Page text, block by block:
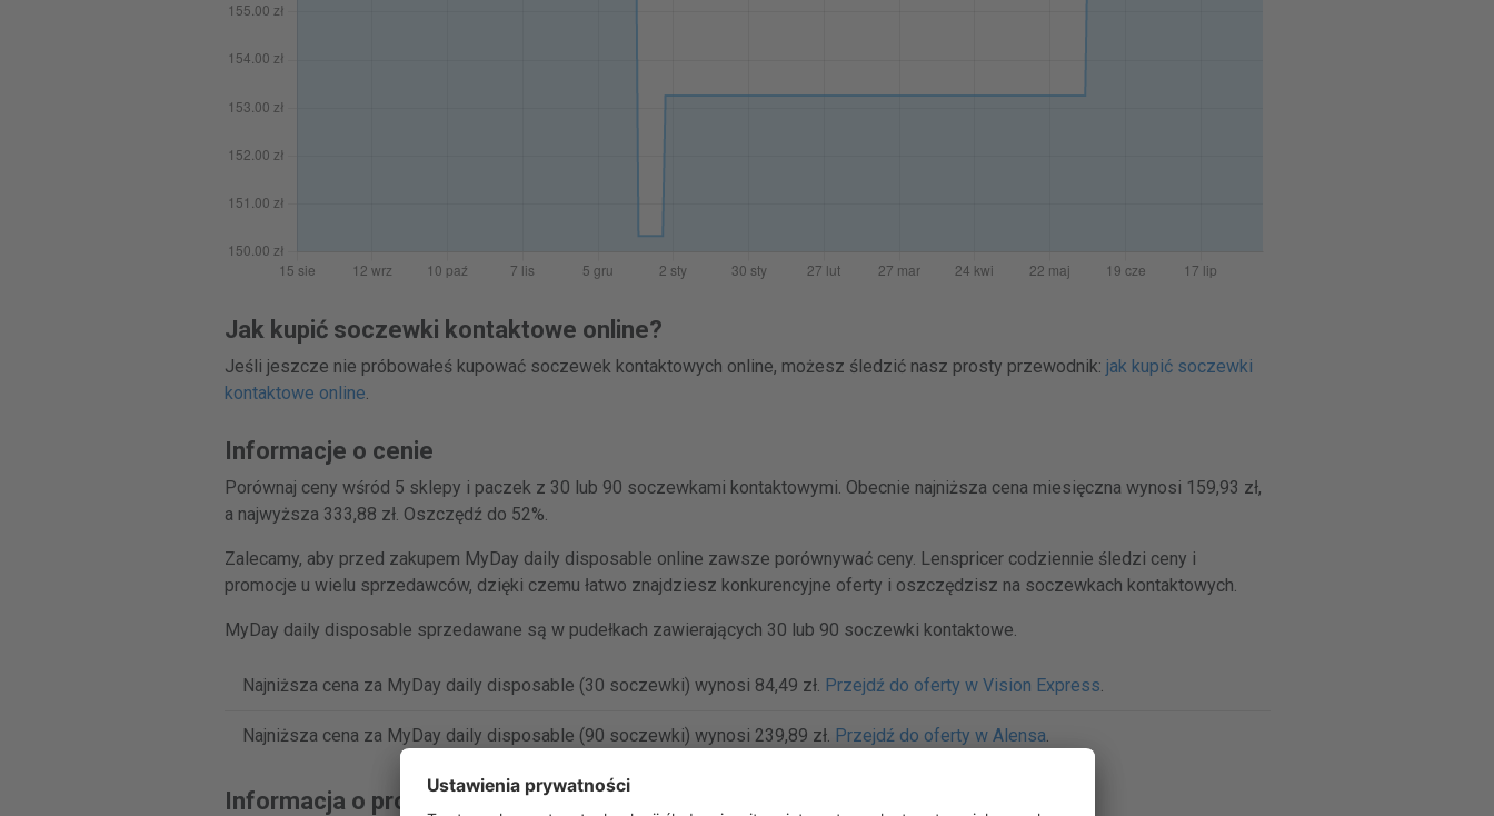
Jak kupić soczewki kontaktowe online?
Jeśli jeszcze nie próbowałeś kupować soczewek kontaktowych online, możesz śledzić nasz prosty przewodnik: jak kupić soczewki
kontaktowe online.
Informacje o cenie
Porównaj ceny wśród 5 sklepy i paczek z 30 lub 90 soczewkami kontaktowymi. Obecnie najniższa cena miesięczna wynosi 159,93 zł,
a najwyższa 333,88 zł. Oszczędź do 52%.
Zalecamy, aby przed zakupem MyDay daily disposable online zawsze porównywać ceny. Lenspricer codziennie śledzi ceny i
promocje u wielu sprzedawców, dzięki czemu łatwo znajdziesz konkurencyjne oferty i oszczędzisz na soczewkach kontaktowych.
MyDay daily disposable sprzedawane są w pudełkach zawierających 30 lub 90 soczewki kontaktowe.
Najniższa cena za MyDay daily disposable (30 soczewki) wynosi 84,49 zł. Przejdź do oferty w Vision Express.
Najniższa cena za MyDay daily disposable (90 soczewki) wynosi 239,89 zł. Przejdź do oferty w Alensa.
Informacja o produkcie